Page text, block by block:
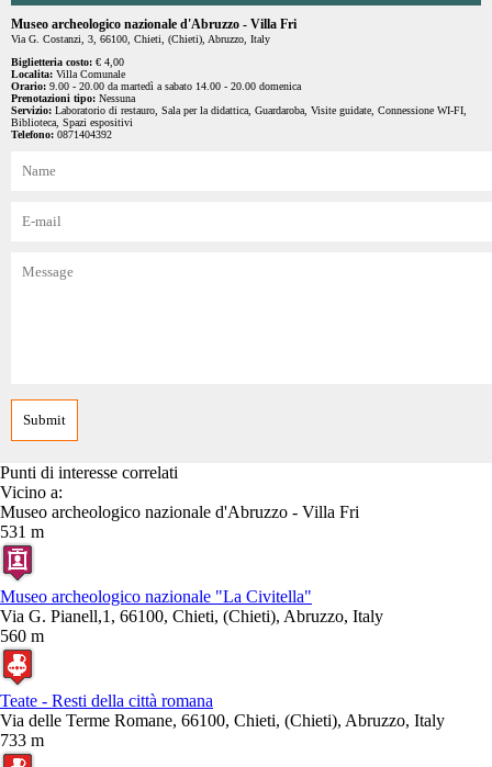
Museo archeologico nazionale d'Abruzzo - Villa Fri
Via G. Costanzi, 3, 66100, Chieti, (Chieti), Abruzzo, Italy
Biglietteria costo: € 4,00
Localita: Villa Comunale
Orario: 9.00 - 20.00 da martedì a sabato 14.00 - 20.00 domenica
Prenotazioni tipo: Nessuna
Servizio: Laboratorio di restauro, Sala per la didattica, Guardaroba, Visite guidate, Connessione WI-FI,
Biblioteca, Spazi espositivi
Telefono: 0871404392
Punti di interesse correlati
Vicino a:
Museo archeologico nazionale d'Abruzzo - Villa Fri
531 m
Museo archeologico nazionale "La Civitella"
Via G. Pianell,1, 66100, Chieti, (Chieti), Abruzzo, Italy
560 m
Teate - Resti della città romana
Via delle Terme Romane, 66100, Chieti, (Chieti), Abruzzo, Italy
733 m